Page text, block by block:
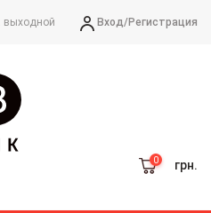
выходной Вход/Регистрация
грн.